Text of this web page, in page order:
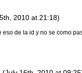
2010 at 21:18)
eso de la id y no se como